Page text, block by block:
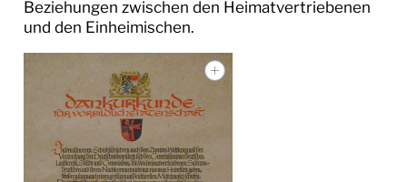
Thal
Sternberk
KULTURPROJEKTE
THEATER SAPPERLOT
Beziehungen zwischen den Heimatvertriebenen
und den Einheimischen.